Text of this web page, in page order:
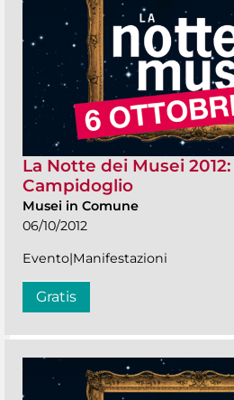
La Notte dei Musei
Campidoglio
Musei in Comune
06/10/2012
Evento|Manifestazioni
Gratis